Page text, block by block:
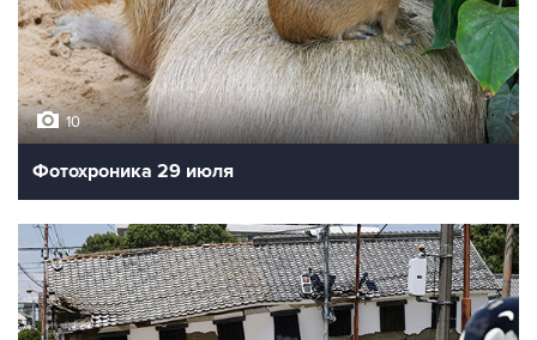
10
Фотохроника 29 июля